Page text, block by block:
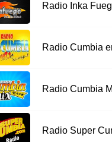
Radio Inka
Radio Cumbia
Radio Cumbia
Radio Super